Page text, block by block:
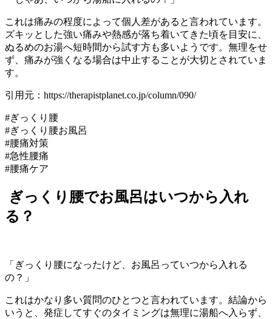
これは痛みの程度によって個人差があると言われています。
ズキッとした強い痛みや熱感が落ち着いてきた頃を目安に、
ぬるめのお湯へ短時間から試す方も多いようです。無理をせ
ず、痛みが強くなる場合は中止することが大切とされていま
す。
引用元：https://therapistplanet.co.jp/column/090/
#ぎっくり腰
#ぎっくり腰お風呂
#腰痛対策
#急性腰痛
#腰痛ケア
ぎっくり腰でお風呂はいつから入れ
る？
「ぎっくり腰になったけど、お風呂っていつから入れる
の？」
これはかなり多い質問のひとつと言われています。結論から
いうと、発症してすぐのタイミングは無理に湯船へ入らず、